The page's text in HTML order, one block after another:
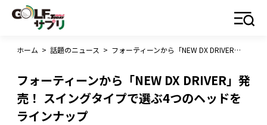
ホーム > 話題のニュース > フォーティーンから「NEW DX DRIVER」発売！ スイングタイプで選ぶ4つのヘッドをラインナップ
フォーティーンから「NEW DX DRIVER」発
売！ スイングタイプで選ぶ4つのヘッドを
ラインナップ